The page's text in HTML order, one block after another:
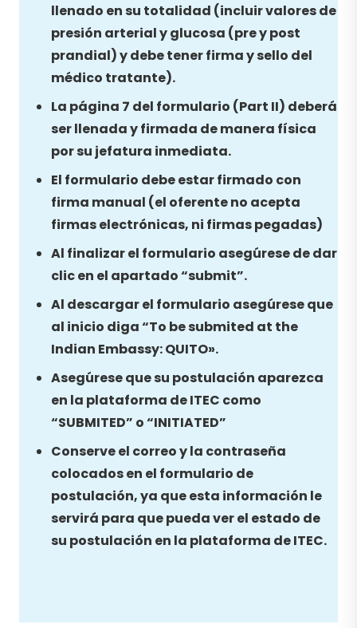
llenado en su totalidad (incluir valores de
presión arterial y glucosa (pre y post
prandial) y debe tener firma y sello del
médico tratante).
La página 7 del formulario (Part II) deberá
ser llenada y firmada de manera física
por su jefatura inmediata.
El formulario debe estar firmado con
firma manual (el oferente no acepta
firmas electrónicas, ni firmas pegadas)
Al finalizar el formulario asegúrese de dar
clic en el apartado “submit”.
Al descargar el formulario asegúrese que
al inicio diga “To be submited at the
Indian Embassy: QUITO».
Asegúrese que su postulación aparezca
en la plataforma de ITEC como
“SUBMITED” o “INITIATED”
Conserve el correo y la contraseña
colocados en el formulario de
postulación, ya que esta información le
servirá para que pueda ver el estado de
su postulación en la plataforma de ITEC.